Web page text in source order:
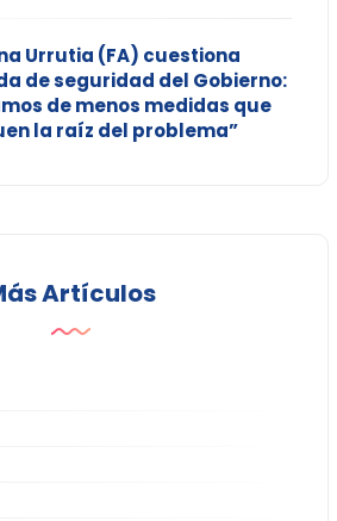
Urrutia (FA) cuestiona
de seguridad del Gobierno:
de menos medidas que
la raíz del problema”
Artículos